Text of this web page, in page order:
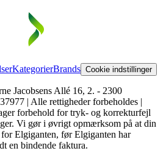
KategorierBrands Cookie indstillinger
Jacobsens Allé 16, 2. - 2300
| Alle rettigheder forbeholdes |
forbehold for tryk- og korrekturfejl
Vi gør i øvrigt opmærksom på at din
Elgiganten, før Elgiganten har
en bindende faktura.